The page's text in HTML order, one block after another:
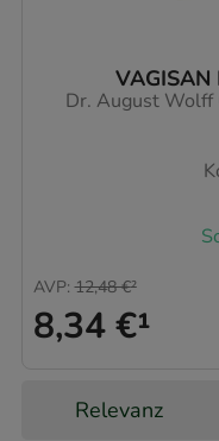
Dr. August Wolff
8,34 €¹
AVP: 12,48 €²